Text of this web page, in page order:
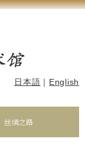
日本語 ｜ English
丝绸之路